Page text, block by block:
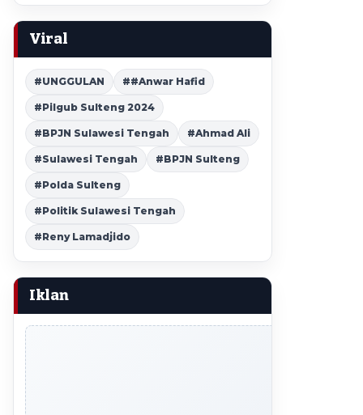
Viral
#UNGGULAN ##Anwar Hafid
#Pilgub Sulteng 2024
#BPJN Sulawesi Tengah #Ahmad Ali
#Sulawesi Tengah #BPJN Sulteng
#Polda Sulteng
#Politik Sulawesi Tengah
#Reny Lamadjido
Iklan